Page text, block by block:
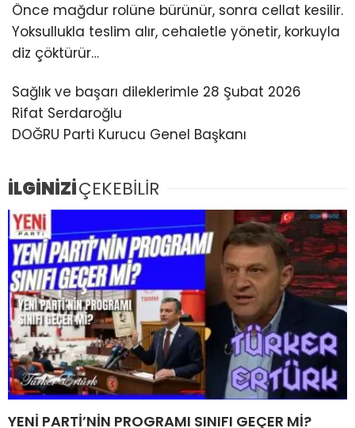
Önce mağdur rolüne bürünür, sonra cellat kesilir.
Yoksullukla teslim alır, cehaletle yönetir, korkuyla
diz çöktürür…
Sağlık ve başarı dileklerimle 28 Şubat 2026
Rifat Serdaroğlu
DOĞRU Parti Kurucu Genel Başkanı
İLGİNİZİÇEKEBİLİR
YENİ PARTİ’NİN PROGRAMI SINIFI GEÇER Mİ?